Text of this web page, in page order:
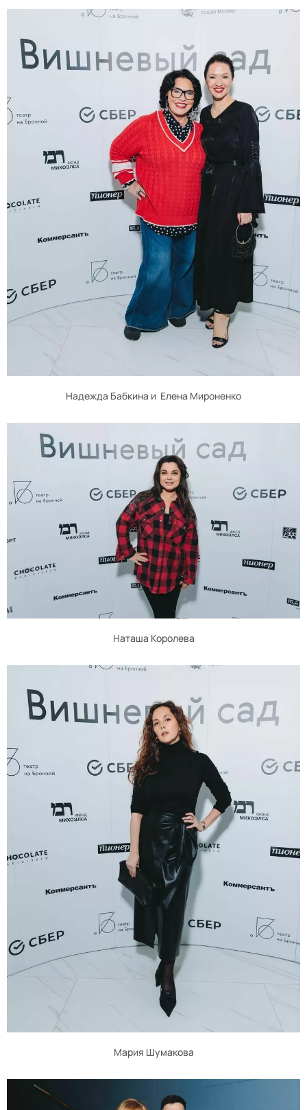
Надежда Бабкина и Елена Мироненко
Наташа Королева
Мария Шумакова